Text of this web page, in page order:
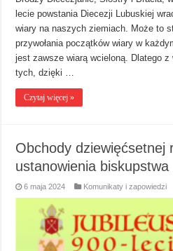
lecie powstania Diecezji Lubuskiej
wiary na naszych ziemiach. Może to
przywołania początków wiary w
jest zawsze wiarą wcieloną. Dlatego
tych, dzięki …
Czytaj więcej »
Obchody dziewięćsetnej
ustanowienia
6 maja 2024 Komunikaty i zapowiedzi